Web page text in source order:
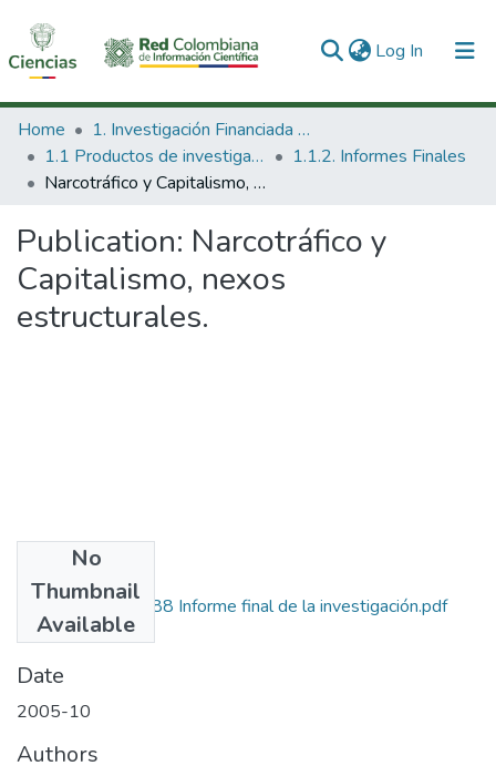
Log In (current)
Communities & Collections
All of DSpace
Home
1. Investigación Financiada con Recursos Públicos
1.1 Productos de investigación
1.1.2. Informes Finales
Narcotráfico y Capitalismo, nexos estructurales.
Publication: Narcotráfico y
Capitalismo, nexos
estructurales.
No
Thumbnail
Available
1204-10-16988 Informe final de la investigación.pdf
(29.64 MB)
Date
2005-10
Authors